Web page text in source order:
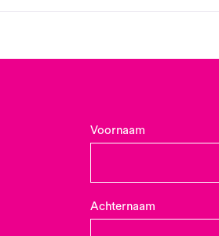
Voornaam
Achternaam